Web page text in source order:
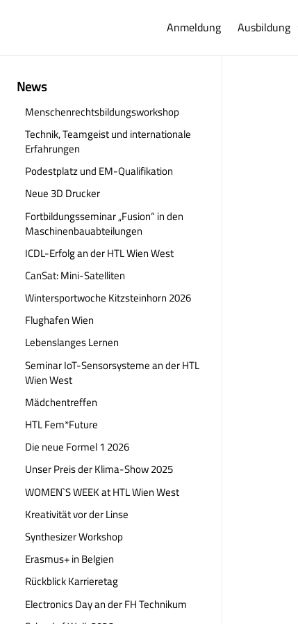
Anmeldung Ausbildung
News
Menschenrechtsbildungsworkshop
Technik, Teamgeist und internationale
Erfahrungen
Podestplatz und EM-Qualifikation
Neue 3D Drucker
Fortbildungsseminar „Fusion“ in den
Maschinenbauabteilungen
ICDL-Erfolg an der HTL Wien West
CanSat: Mini-Satelliten
Wintersportwoche Kitzsteinhorn 2026
Flughafen Wien
Lebenslanges Lernen
Seminar IoT-Sensorsysteme an der HTL
Wien West
Mädchentreffen
HTL Fem*Future
Die neue Formel 1 2026
Unser Preis der Klima-Show 2025
WOMEN`S WEEK at HTL Wien West
Kreativität vor der Linse
Synthesizer Workshop
Erasmus+ in Belgien
Rückblick Karrieretag
Electronics Day an der FH Technikum